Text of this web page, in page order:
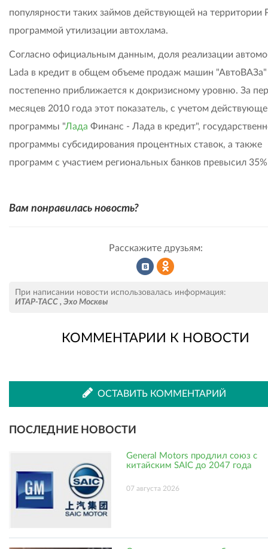
популярности таких займов действующей на территории
программой утилизации автохлама.
Согласно официальным данным, доля реализации
Lada в кредит в общем объеме продаж машин "АвтоВАЗа"
постепенно приближается к докризисному уровню. За
месяцев 2010 года этот показатель, с учетом
программы "Лада Финанс - Лада в кредит",
программы субсидирования процентных ставок, а также
программ с участием региональных банков превысил
Вам понравилась новость?
Расскажите друзьям:
во
ВКонтакте
Одноклассниках
При написании новости использовалась информация:
ИТАР-ТАСС , Эхо Москвы
КОММЕНТАРИИ К НОВОСТИ
ОСТАВИТЬ КОММЕНТАРИЙ
ПОСЛЕДНИЕ НОВОСТИ
General Motors продлил союз с
китайским SAIC до 2047 года
07 августа 2026